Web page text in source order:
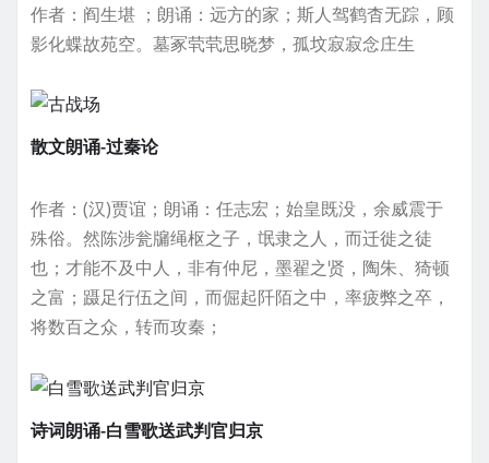
作者：阎生堪 ；朗诵：远方的家；斯人驾鹤杳无踪，顾
影化蝶故苑空。墓冢茕茕思晓梦，孤坟寂寂念庄生
散文朗诵-过秦论
作者：(汉)贾谊；朗诵：任志宏；始皇既没，余威震于
殊俗。然陈涉瓮牖绳枢之子，氓隶之人，而迁徙之徒
也；才能不及中人，非有仲尼，墨翟之贤，陶朱、猗顿
之富；蹑足行伍之间，而倔起阡陌之中，率疲弊之卒，
将数百之众，转而攻秦；
诗词朗诵-白雪歌送武判官归京